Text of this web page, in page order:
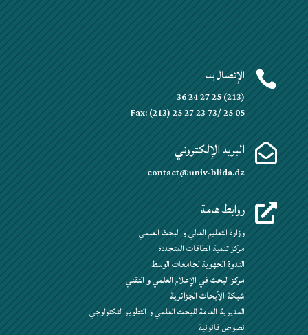
 الإتصال بنا
(213) 25 27 24 36
Fax: (213) 25 27 23 73/ 25 05
 البريد الإلكتروني
contact@univ-blida.dz
 روابط هامة
وزارة التعليم العالي و البحث العلمي
مركز تنمية الطاقات المتجددة
الندوة الجهوية لجامعات الوسط
مركز البحث في الإعلام العلمي و التقني
شبكة الأبحاث الجزائرية
المديرية العامة للبحث العلمي و التطوير التكنولوجي
نصوص قانونية